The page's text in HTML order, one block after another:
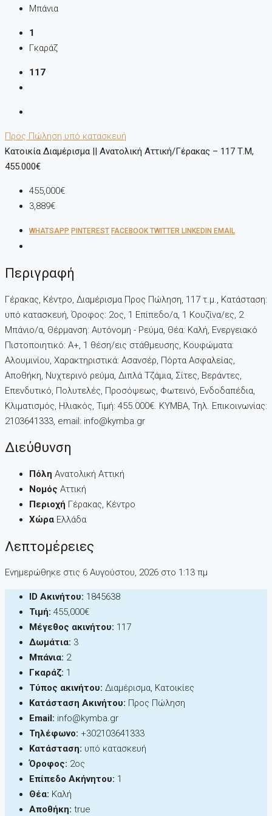
Μπάνια
1
Γκαράζ
117
Προς Πώληση υπό κατασκευή
Κατοικία Διαμέρισμα || Ανατολική Αττική/Γέρακας – 117 Τ.μ,
455.000€
455,000€
3,889€
WHATSAPP PINTEREST FACEBOOK TWITTER LINKEDIN EMAIL
Περιγραφή
Γέρακας, Κέντρο, Διαμέρισμα Προς Πώληση, 117 τ.μ., Κατάσταση:
υπό κατασκευή, Όροφος: 2ος, 1 Επίπεδο/α, 1 Κουζίνα/ες, 2
Μπάνιο/α, Θέρμανση: Αυτόνομη - Ρεύμα, Θέα: Καλή, Ενεργειακό
Πιστοποιητικό: Α+, 1 θέση/εις στάθμευσης, Kουφώματα:
Αλουμινίου, Χαρακτηριστικά: Ασανσέρ, Πόρτα Ασφαλείας,
Αποθήκη, Νυχτερινό ρεύμα, Διπλά Τζάμια, Σίτες, Βεράντες,
Επενδυτικό, Πολυτελές, Προσόψεως, Φωτεινό, Ενδοδαπέδια,
Κλιματισμός, Ηλιακός, Τιμή: 455.000€. KYMBA, Τηλ. Επικοινωνίας:
2103641333, email: info@kymba.gr
Διεύθυνση
Πόλη Ανατολική Αττική
Νομός Αττική
Περιοχή Γέρακας, Κέντρο
Χώρα Ελλάδα
Λεπτομέρειες
Ενημερώθηκε στις 6 Αυγούστου, 2026 στo 1:13 πμ
ID Ακινήτου: 1845638
Τιμή: 455,000€
Μέγεθος ακινήτου: 117
Δωμάτια: 3
Μπάνια: 2
Γκαράζ: 1
Τύπος ακινήτου: Διαμέρισμα, Κατοικίες
Κατάσταση Ακινήτου: Προς Πώληση
Email: info@kymba.gr
Τηλέφωνο: +302103641333
Κατάσταση: υπό κατασκευή
Όροφος: 2ος
Επίπεδο Ακήνητου: 1
Θέα: Καλή
Αποθήκη: true